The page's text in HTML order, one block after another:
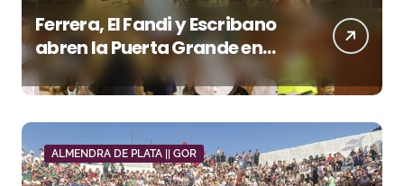
Ferrera, El Fandi y Escribano
abren la Puerta Grande en
una tarde triunfal en Azuaga
ALMENDRA DE PLATA || GOR